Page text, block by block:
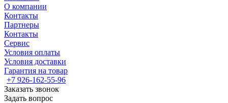
О компании
Контакты
Партнеры
Контакты
Сервис
Условия оплаты
Условия доставки
Гарантия на товар
+7 926-162-55-96
Заказать звонок
Задать вопрос